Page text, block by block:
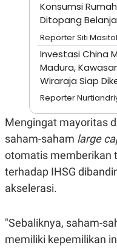
N
L
E
S
A
R
I
KANAL
Konsumsi
Ditopang
Reporter Siti
Investasi China
Madura,
Wiraraja Siap
Reporter
Mengingat mayoritas
saham-saham large
otomatis memberikan
terhadap IHSG
akselerasi.
"Sebaliknya, saham-
memiliki kepemilikan